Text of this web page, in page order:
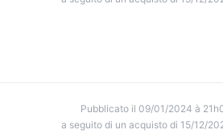
Pubblicato il 09/01/2024 à
a seguito di un acquisto di 15/12/